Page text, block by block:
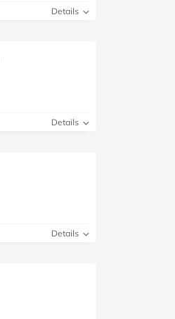
Details
Details
Details